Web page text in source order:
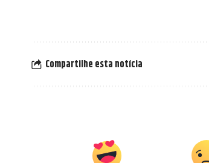
Compartilhe esta notícia